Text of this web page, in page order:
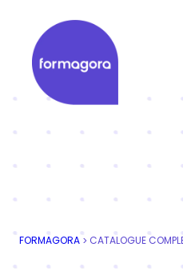
contenu
Organisme de
FORMAGORA > CATALOGUE